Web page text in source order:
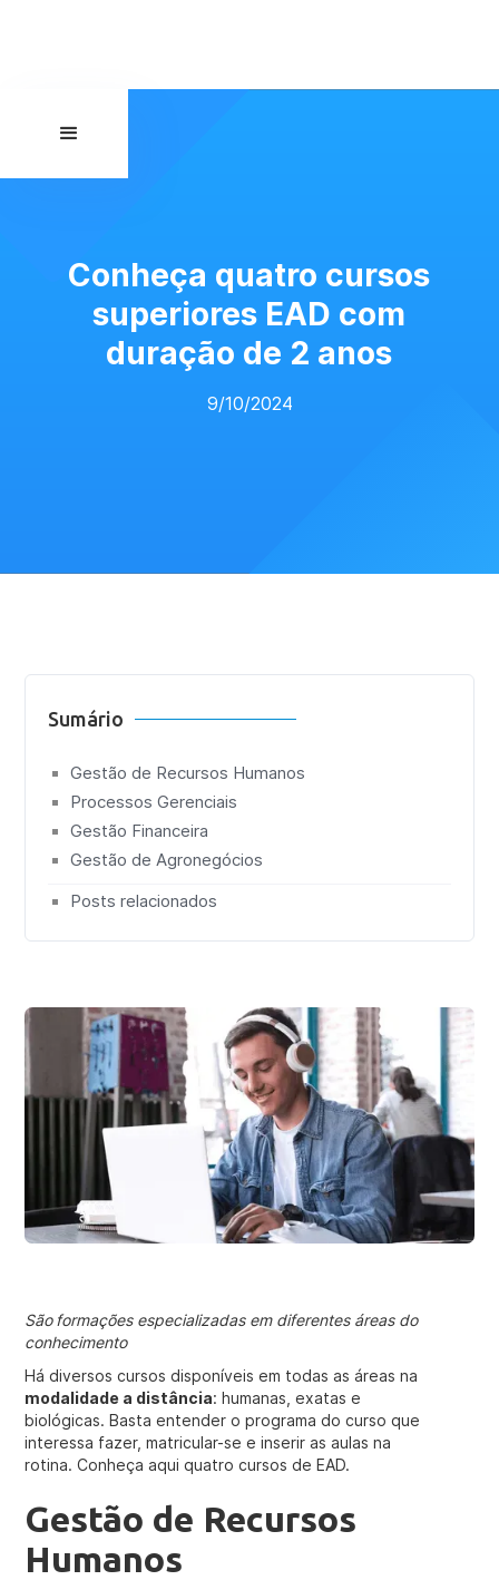
Conheça quatro cursos
superiores EAD com
duração de 2 anos
9/10/2024
Sumário
Gestão de Recursos Humanos
Processos Gerenciais
Gestão Financeira
Gestão de Agronegócios
Posts relacionados
São formações especializadas em diferentes áreas do
conhecimento
Há diversos cursos disponíveis em todas as áreas na
modalidade a distância: humanas, exatas e
biológicas. Basta entender o programa do curso que
interessa fazer, matricular-se e inserir as aulas na
rotina. Conheça aqui quatro cursos de EAD.
Gestão de Recursos
Humanos